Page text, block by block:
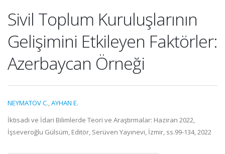
Sivil Toplum Kuruluşlarının
Gelişimini Etkileyen Faktörler:
Azerbaycan Örneği
NEYMATOV C.,AYHAN E.
İktisadi ve İdari Bilimlerde Teori ve Araştırmalar: Haziran 2022,
İşseveroğlu Gülsüm, Editör, Serüven Yayınevi, İzmir, ss.99-134, 2022